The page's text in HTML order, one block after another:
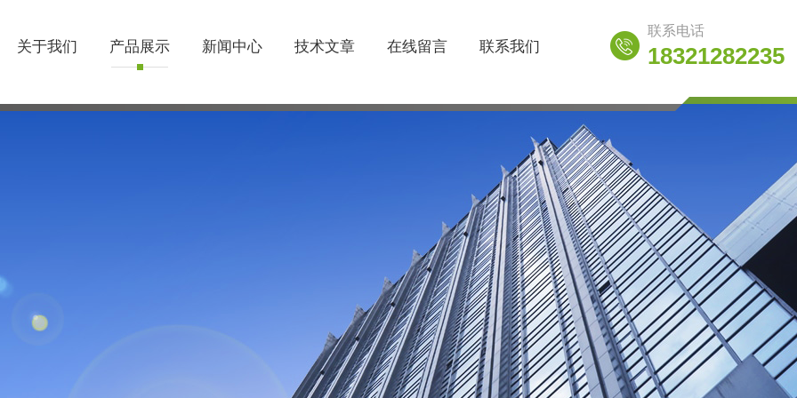
关于我们 产品展示 新闻中心 技术文章 在线留言 联系我们
联系电话
18321282235